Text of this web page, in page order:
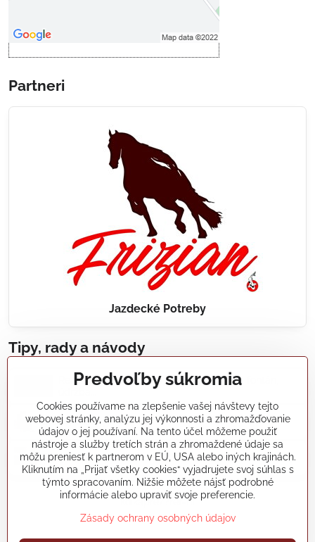
Partneri
Jazdecké Potreby
Tipy, rady a návody
Realizácie záhradných jazierok, bazénov, fontán,
Články a blogy
Rady a návody
koikapre/?ref=hl
Predvoľby súkromia
Cookies používame na zlepšenie vašej návštevy tejto
webovej stránky, analýzu jej výkonnosti a zhromažďovanie
údajov o jej používaní. Na tento účel môžeme použiť
nástroje a služby tretích strán a zhromaždené údaje sa
môžu preniesť k partnerom v EÚ, USA alebo iných krajinách.
Kliknutím na „Prijať všetky cookies“ vyjadrujete svoj súhlas s
týmto spracovaním. Nižšie môžete nájsť podrobné
informácie alebo upraviť svoje preferencie.
Zásady ochrany osobných údajov